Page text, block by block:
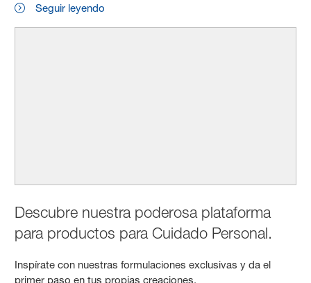
Seguir leyendo
Descubre nuestra poderosa plataforma
para productos para Cuidado Personal.
Inspírate con nuestras formulaciones exclusivas y da el
primer paso en tus propias creaciones.